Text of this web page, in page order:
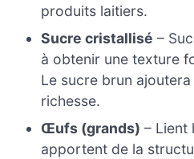
produits laitiers.
Sucre cristallisé –
à obtenir une texture
Le sucre brun
richesse.
Œufs (grands) – Lient
apportent de la